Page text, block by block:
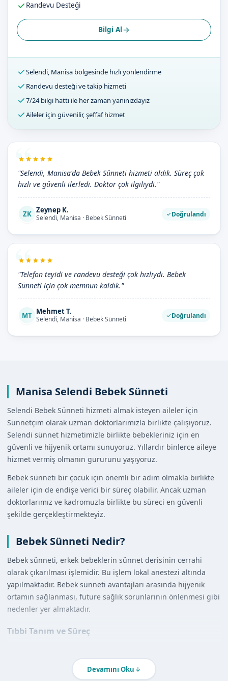
Randevu Desteği
Bilgi Al
Selendi, Manisa bölgesinde hızlı yönlendirme
Randevu desteği ve takip hizmeti
7/24 bilgi hattı ile her zaman yanınızdayız
Aileler için güvenilir, şeffaf hizmet
"Selendi, Manisa'da Bebek Sünneti hizmeti aldık. Süreç çok
hızlı ve güvenli ilerledi. Doktor çok ilgiliydi."
ZK Zeynep K.
Selendi, Manisa · Bebek Sünneti Doğrulandı
"Telefon teyidi ve randevu desteği çok hızlıydı. Bebek
Sünneti için çok memnun kaldık."
MT Mehmet T.
Selendi, Manisa · Bebek Sünneti Doğrulandı
Manisa Selendi Bebek Sünneti
Selendi Bebek Sünneti hizmeti almak isteyen aileler için
Sünnetçim olarak uzman doktorlarımızla birlikte çalışıyoruz.
Selendi sünnet hizmetimizle birlikte bebekleriniz için en
güvenli ve hijyenik ortamı sunuyoruz. Yıllardır binlerce aileye
hizmet vermiş olmanın gururunu yaşıyoruz.
Bebek sünneti bir çocuk için önemli bir adım olmakla birlikte
aileler için de endişe verici bir süreç olabilir. Ancak uzman
doktorlarımız ve kadromuzla birlikte bu süreci en güvenli
şekilde gerçekleştirmekteyiz.
Bebek Sünneti Nedir?
Bebek sünneti, erkek bebeklerin sünnet derisinin cerrahi
olarak çıkarılması işlemidir. Bu işlem lokal anestezi altında
yapılmaktadır. Bebek sünneti avantajları arasında hijyenik
ortamın sağlanması, future sağlık sorunlarının önlenmesi gibi
nedenler yer almaktadır.
Tıbbi Tanım ve Süreç
sırasında bebeklere lokal anestezi uygulanmaktadır. Bu
sayede bebeklerin işlem sırasında herhangi bir acı
Devamını Oku